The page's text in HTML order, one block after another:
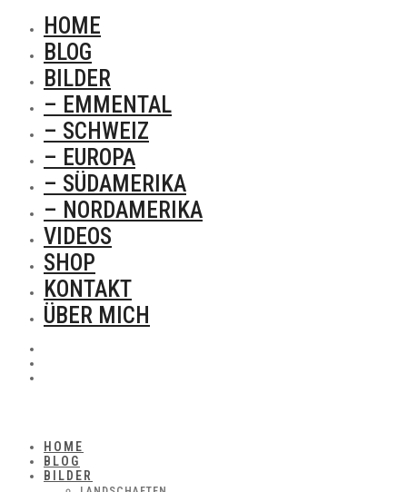
HOME
BLOG
BILDER
– EMMENTAL
– SCHWEIZ
– EUROPA
– SÜDAMERIKA
– NORDAMERIKA
VIDEOS
SHOP
KONTAKT
ÜBER MICH
HOME
BLOG
BILDER